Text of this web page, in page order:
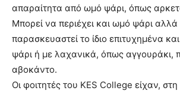
απαραίτητα από ωμό ψάρι, όπως
Μπορεί να περιέχει και ωμό ψάρι αλλά
παρασκευαστεί το ίδιο επιτυχημένα
ψάρι ή με λαχανικά, όπως αγγουράκι,
αβοκάντο.
Οι φοιτητές του KES College είχαν,